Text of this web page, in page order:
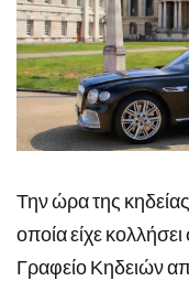
Την ώρα της
οποία είχε
Γραφείο Κηδειών